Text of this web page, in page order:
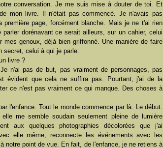
conversation. Je me suis mise à douter de toi. Et
mon livre. Il n'était pas commencé. Je n'avais pas
page, forcément blanche. Mais je ne t'ai rien
dorénavant ce serait ailleurs, sur un cahier, celui
genoux, déjà bien griffonné. Une manière de faire
secret, celui à qui je parle.
livre ?
n'ai pas de but, pas vraiment de personnages, pas
évident que cela ne suffira pas. Pourtant, j'ai de la
ce n'est pas vraiment ce qui manque. Des choses à
l'enfance. Tout le monde commence par là. Le début.
me semble soudain seulement pleine de lumière
aux quelques photographies décolorées que j'ai
elle même, reconnecte les événements avec les
notre point de vue. En fait, de l'enfance, je ne retiens à